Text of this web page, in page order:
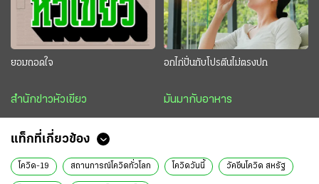
ยอมถอดใจ
สำนักข่าวหัวเขียว
อกไก่ปั่นกับโปรตีนไม่ตรงปก
มันมากับอาหาร
แท็กที่เกี่ยวข้อง
โควิด-19 สถานการณ์โควิดทั่วโลก โควิดวันนี้ วัคซีนโควิด สหรัฐ